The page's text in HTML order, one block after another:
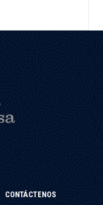
CONTÁCTENOS